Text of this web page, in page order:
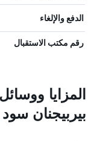
الدفع والإلغاء
رقم مكتب الاستقبال
بيربيجنان سود